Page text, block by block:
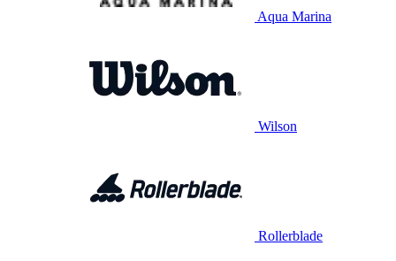
Aqua Marina
Wilson
Rollerblade